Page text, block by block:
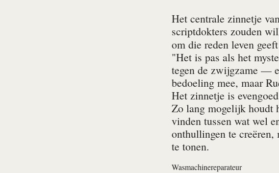
Het centrale zinnetje van
scriptdokters zouden
om die reden leven
"Het is pas als het
tegen de zwijgzame —
bedoeling mee, maar
Het zinnetje is
Zo lang mogelijk houdt
vinden tussen wat wel
onthullingen te creëren,
te tonen.
Wasmachinereparateur